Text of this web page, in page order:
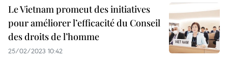
Le Vietnam promeut des initiatives
pour améliorer l’efficacité du Conseil
des droits de l’homme
25/02/2023 10:42